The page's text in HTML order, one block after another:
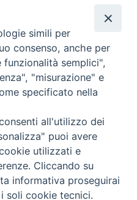
Digitale
11 - tel. 0382.24736 -
repossi@ilticino.it - P.
simili per
consenso, anche per
semplici",
"misurazione" e
specificato nella
all'utilizzo dei
puoi avere
utilizzati e
Cliccando su
informativa proseguirai
soli cookie tecnici.